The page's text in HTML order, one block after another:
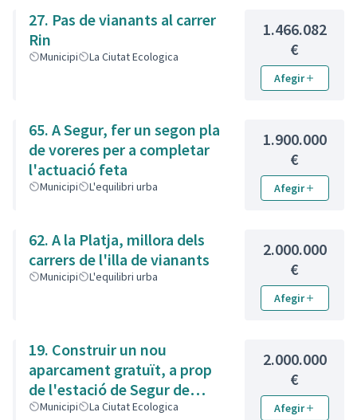
27. Pas de vianants al carrer
Rin
Municipi La Ciutat Ecologica
1.466.082
€
Afegir
65. A Segur, fer un segon pla
de voreres per a completar
l'actuació feta
Municipi L'equilibri urba
1.900.000
€
Afegir
62. A la Platja, millora dels
carrers de l'illa de vianants
Municipi L'equilibri urba
2.000.000
€
Afegir
19. Construir un nou
aparcament gratuït, a prop
de l'estació de Segur de
Calafell
Municipi La Ciutat Ecologica
2.000.000
€
Afegir